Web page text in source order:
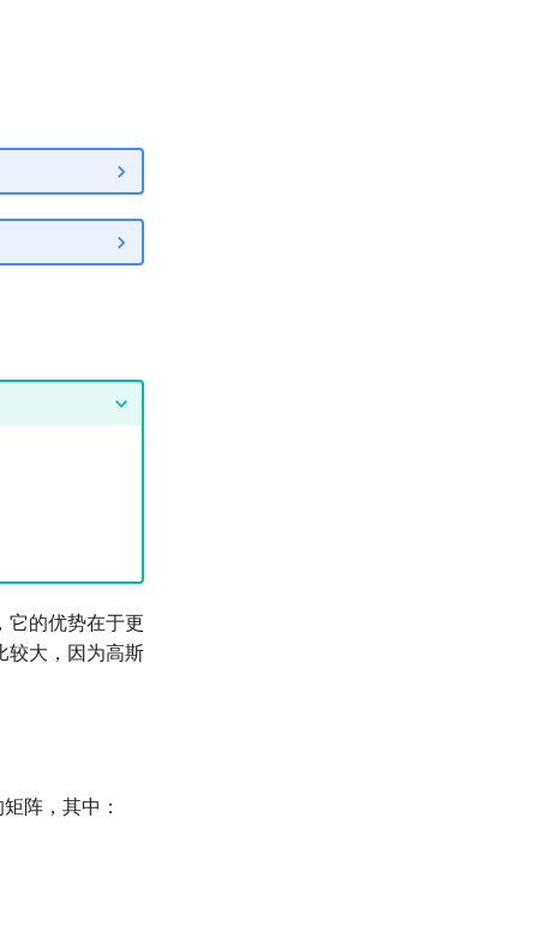
它的优势在于更
较大，因为高斯
阵，其中：